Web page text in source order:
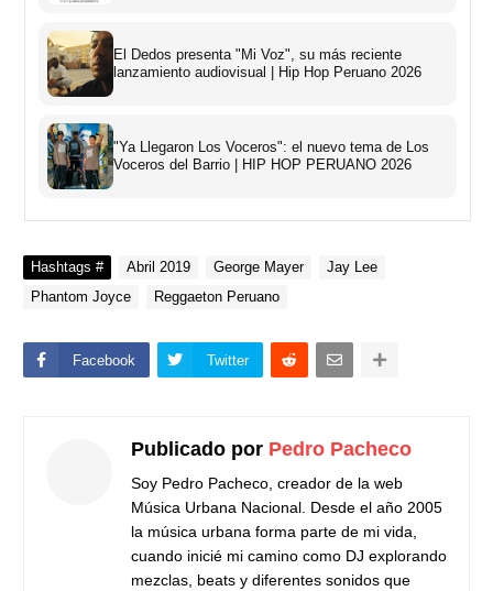
El Dedos presenta "Mi Voz", su más reciente
lanzamiento audiovisual | Hip Hop Peruano 2026
"Ya Llegaron Los Voceros": el nuevo tema de Los
Voceros del Barrio | HIP HOP PERUANO 2026
Hashtags # Abril 2019 George Mayer
Jay Lee
Phantom Joyce
Reggaeton Peruano
Facebook Twitter
Publicado por Pedro Pacheco
Soy Pedro Pacheco, creador de la web
Música Urbana Nacional. Desde el año 2005
la música urbana forma parte de mi vida,
cuando inicié mi camino como DJ explorando
mezclas, beats y diferentes sonidos que